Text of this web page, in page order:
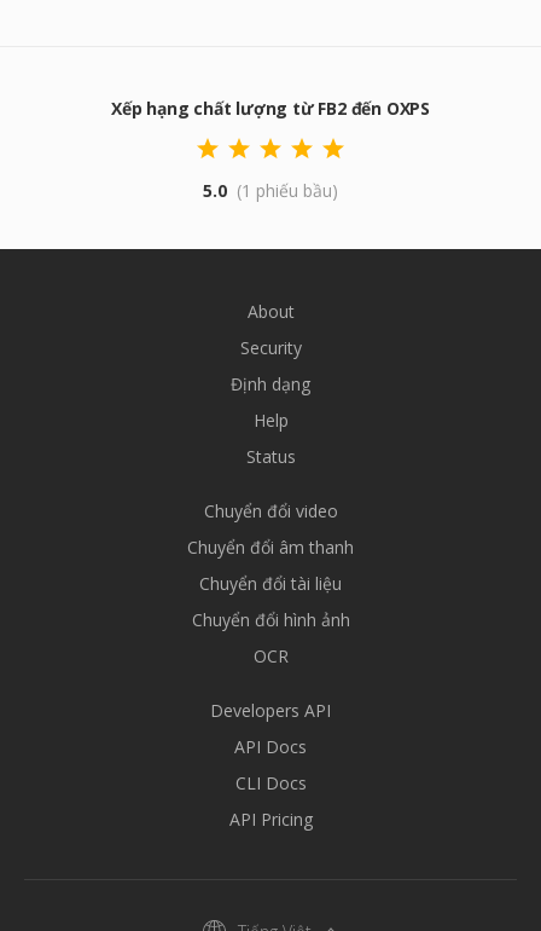
Xếp hạng chất lượng từ FB2 đến OXPS
5.0 (1 phiếu bầu)
About
Security
Định dạng
Help
Status
Chuyển đổi video
Chuyển đổi âm thanh
Chuyển đổi tài liệu
Chuyển đổi hình ảnh
OCR
Developers API
API Docs
CLI Docs
API Pricing